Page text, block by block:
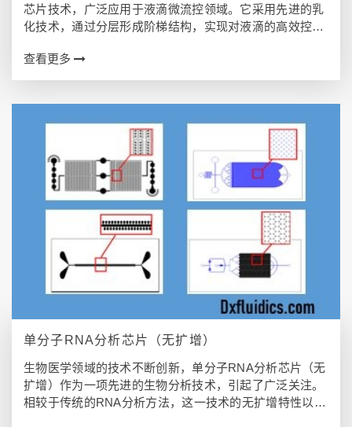
芯片技术，广泛应用于液滴微流控领域。它采用先进的乳
化技术，通过分层形成阶梯结构，实现对液滴的高效控制
制备方法、应…
查看更多
单分子RNA分析芯片（无扩增）
生物医学领域的技术不断创新，单分子RNA分析芯片（无
扩增）作为一项先进的生物分析技术，引起了广泛关注。
相较于传统的RNA分析方法，这一技术的无扩增特性以及